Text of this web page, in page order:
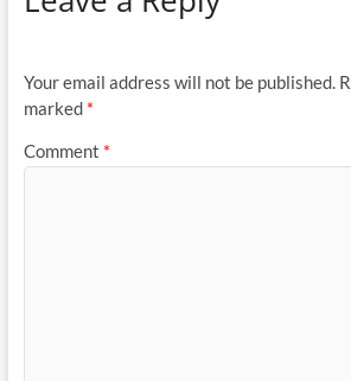
Your email address will not be published.
marked *
Comment *